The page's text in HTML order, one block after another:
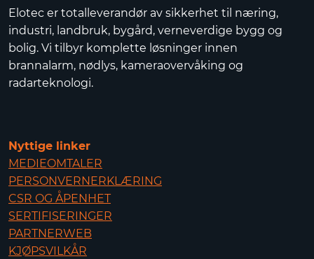
Elotec er totalleverandør av sikkerhet til næring,
industri, landbruk, bygård, verneverdige bygg og
bolig. Vi tilbyr komplette løsninger innen
brannalarm, nødlys, kameraovervåking og
radarteknologi.
Nyttige linker
MEDIEOMTALER
PERSONVERNERKLÆRING
CSR OG ÅPENHET
SERTIFISERINGER
PARTNERWEB
KJØPSVILKÅR